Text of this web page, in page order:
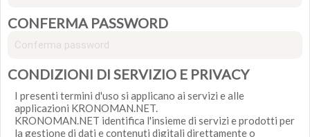
CONFERMA PASSWORD
CONDIZIONI DI SERVIZIO E PRIVACY
I presenti termini d'uso si applicano ai servizi e alle
applicazioni KRONOMAN.NET.
KRONOMAN.NET identifica l'insieme di servizi e prodotti per
la gestione di dati e contenuti digitali direttamente o